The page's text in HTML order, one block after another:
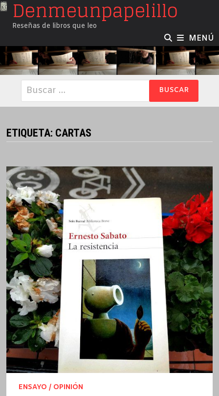
SaltarDenmeunpapelillo
Reseñas de libros que leo
MENÚ
Buscar:
ETIQUETA: CARTAS
ENSAYO / OPINIÓN